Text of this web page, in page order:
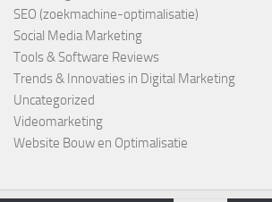
SEO (zoekmachine-optimalisatie)
Social Media Marketing
Tools & Software Reviews
Trends & Innovaties in Digital Marketing
Uncategorized
Videomarketing
Website Bouw en Optimalisatie